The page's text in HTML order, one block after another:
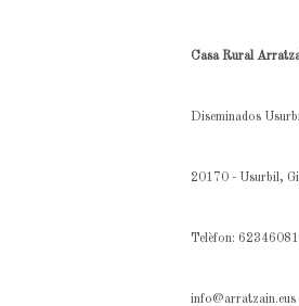
Casa Rural
Diseminados
20170 - Usurbil,
Telèfon:
info@arratzain.eus